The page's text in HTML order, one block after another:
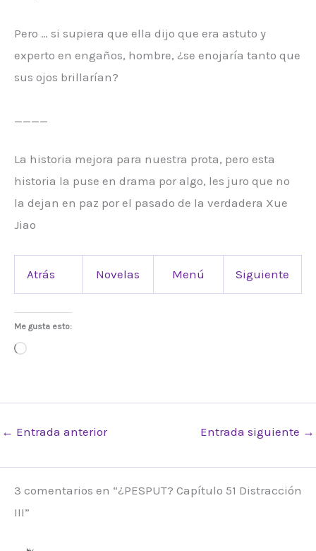
Pero … si supiera que ella dijo que era astuto y
experto en engaños, hombre, ¿se enojaría tanto que
sus ojos brillarían?
La historia mejora para nuestra prota, pero esta
historia la puse en drama por algo, les juro que no
la dejan en paz por el pasado de la verdadera Xue
Jiao
Atrás Novelas Menú Siguiente
Me gusta esto:
Cargando...
← Entrada anterior Entrada siguiente →
3 comentarios en “¿PESPUT? Capítulo 51 Distracción
III”